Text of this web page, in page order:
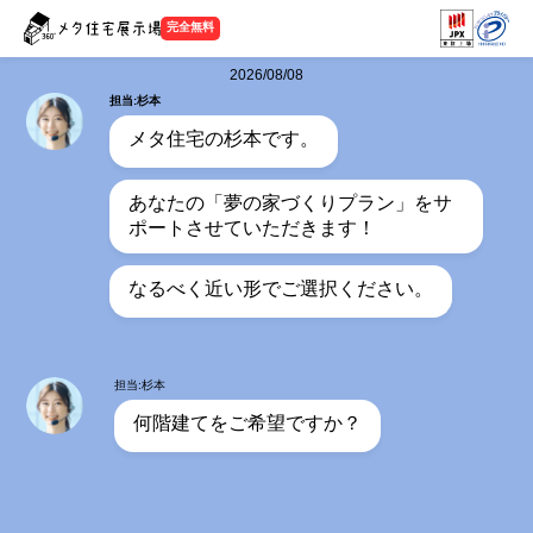
完全無料
2026/08/08
担当:杉本
メタ住宅の杉本です。
あなたの「夢の家づくりプラン」をサ
ポートさせていただきます！
なるべく近い形でご選択ください。
担当:杉本
何階建てをご希望ですか？